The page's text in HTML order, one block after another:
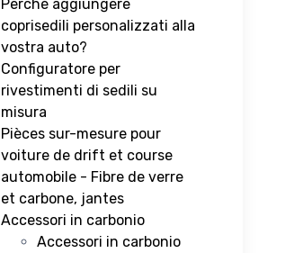
Perché aggiungere
coprisedili personalizzati alla
vostra auto?
Configuratore per
rivestimenti di sedili su
misura
Pièces sur-mesure pour
voiture de drift et course
automobile - Fibre de verre
et carbone, jantes
Accessori in carbonio
Accessori in carbonio